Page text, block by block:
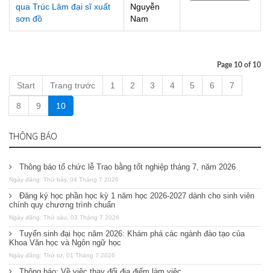
qua Trúc Lâm đại sĩ xuất
sơn đồ
Nguyễn
Nam
Page 10 of 10
Start Trang trước 1 2 3 4 5 6 7
8 9 10
THÔNG BÁO
Thông báo tổ chức lễ Trao bằng tốt nghiệp tháng 7, năm 2026
Ngày đăng: Thứ bảy, 04 Tháng 7 2026
Đăng ký học phần học kỳ 1 năm học 2026-2027 dành cho sinh viên
chính quy chương trình chuẩn
Ngày đăng: Thứ sáu, 03 Tháng 7 2026
Tuyển sinh đại học năm 2026: Khám phá các ngành đào tạo của
Khoa Văn học và Ngôn ngữ học
Ngày đăng: Thứ tư, 01 Tháng 7 2026